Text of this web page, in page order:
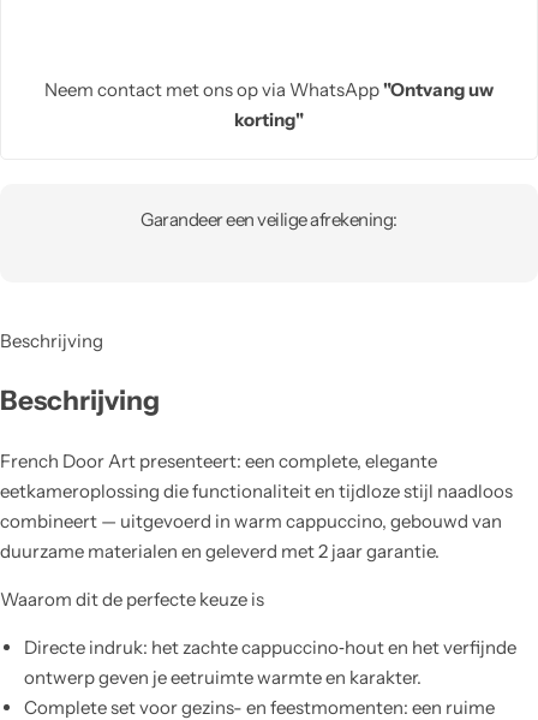
Neem contact met ons op via WhatsApp"Ontvang uw
korting"
Garandeer een veilige afrekening:
Beschrijving
Beschrijving
French Door Art presenteert: een complete, elegante
eetkameroplossing die functionaliteit en tijdloze stijl naadloos
combineert — uitgevoerd in warm cappuccino, gebouwd van
duurzame materialen en geleverd met 2 jaar garantie.
Waarom dit de perfecte keuze is
Directe indruk: het zachte cappuccino‑hout en het verfijnde
ontwerp geven je eetruimte warmte en karakter.
Complete set voor gezins- en feestmomenten: een ruime